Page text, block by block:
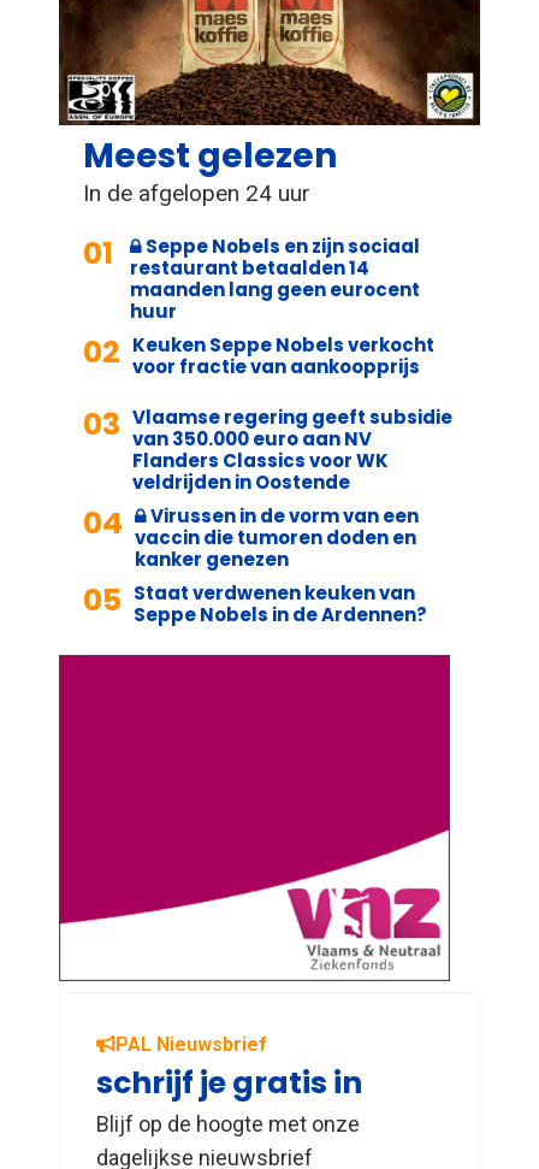
Meest gelezen
In de afgelopen 24 uur
01
Seppe Nobels en zijn sociaal
restaurant betaalden 14
maanden lang geen eurocent
huur
02 Keuken Seppe Nobels verkocht
voor fractie van aankoopprijs
03 Vlaamse regering geeft subsidie
van 350.000 euro aan NV
Flanders Classics voor WK
veldrijden in Oostende
04
Virussen in de vorm van een
vaccin die tumoren doden en
kanker genezen
05 Staat verdwenen keuken van
Seppe Nobels in de Ardennen?
PAL Nieuwsbrief
schrijf je gratis in
Blijf op de hoogte met onze
dagelijkse nieuwsbrief